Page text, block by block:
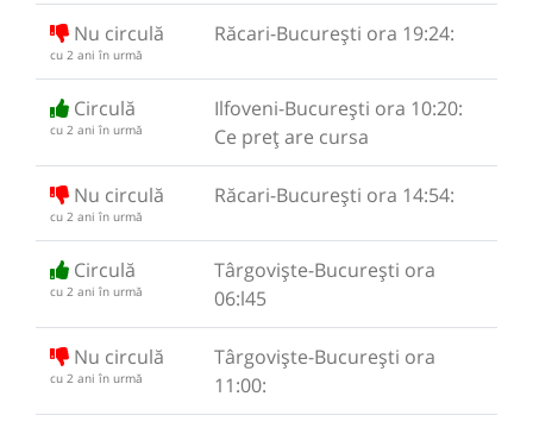
Nu circulă
cu 2 ani în urmă
Răcari-București ora 19:24:
Circulă
cu 2 ani în urmă
Ilfoveni-București ora 10:20:
Ce preț are cursa
Nu circulă
cu 2 ani în urmă
Răcari-București ora 14:54:
Circulă
cu 2 ani în urmă
Târgoviște-București ora
06:l45
Nu circulă
cu 2 ani în urmă
Târgoviște-București ora
11:00: